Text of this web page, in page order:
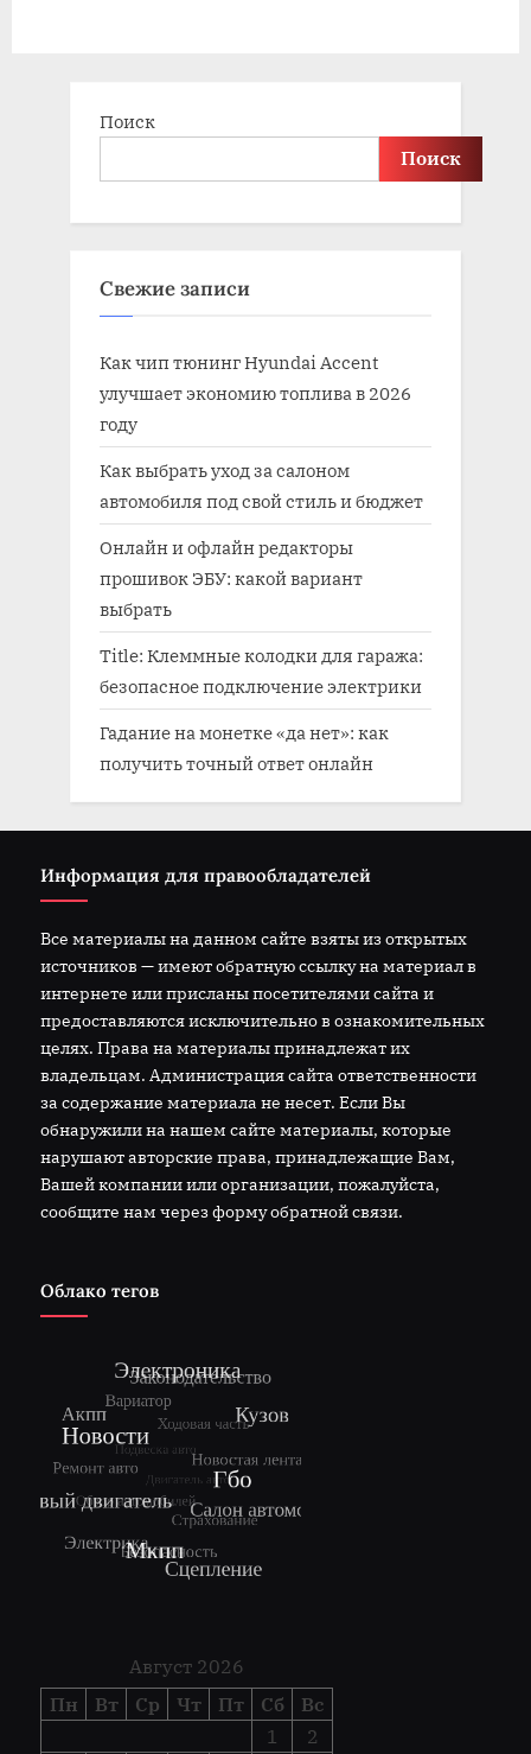
Поиск
Поиск
Свежие записи
Как чип тюнинг Hyundai Accent
улучшает экономию топлива в 2026
году
Как выбрать уход за салоном
автомобиля под свой стиль и бюджет
Онлайн и офлайн редакторы
прошивок ЭБУ: какой вариант
выбрать
Title: Клеммные колодки для гаража:
безопасное подключение электрики
Гадание на монетке «да нет»: как
получить точный ответ онлайн
Информация для правообладателей
Все материалы на данном сайте взяты из открытых
источников — имеют обратную ссылку на материал в
интернете или присланы посетителями сайта и
предоставляются исключительно в ознакомительных
целях. Права на материалы принадлежат их
владельцам. Администрация сайта ответственности
за содержание материала не несет. Если Вы
обнаружили на нашем сайте материалы, которые
нарушают авторские права, принадлежащие Вам,
Вашей компании или организации, пожалуйста,
сообщите нам через форму обратной связи.
Облако тегов
Август 2026
Пн
Вт Ср Чт Пт Сб
Вс
1
2